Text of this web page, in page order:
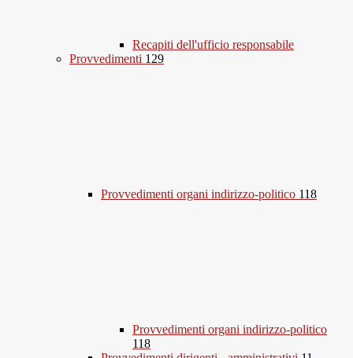
Recapiti dell'ufficio responsabile
Provvedimenti 129
Provvedimenti organi indirizzo-politico 118
Provvedimenti organi indirizzo-politico
118